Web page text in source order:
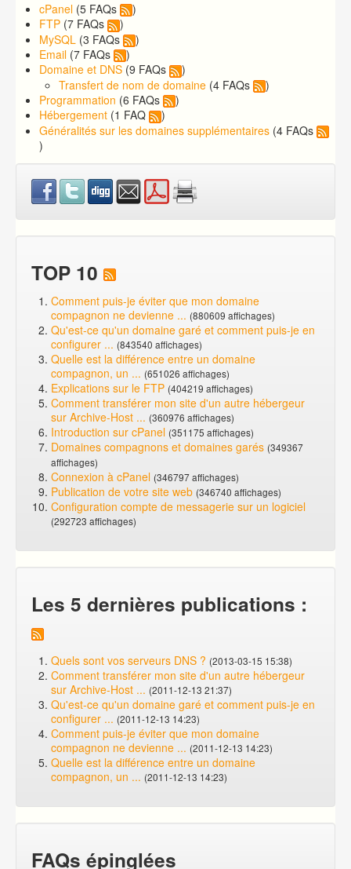
cPanel (5 FAQs
)
FTP (7 FAQs
)
MySQL (3 FAQs
)
Email (7 FAQs
)
Domaine et DNS (9 FAQs
)
Transfert de nom de domaine (4 FAQs
)
Programmation (6 FAQs
)
Hébergement (1 FAQ
)
Généralités sur les domaines supplémentaires (4 FAQs
)
TOP 10
Comment puis-je éviter que mon domaine
compagnon ne devienne ... (880609 affichages)
Qu'est-ce qu'un domaine garé et comment puis-je en
configurer ... (843540 affichages)
Quelle est la différence entre un domaine
compagnon, un ... (651026 affichages)
Explications sur le FTP (404219 affichages)
Comment transférer mon site d'un autre hébergeur
sur Archive-Host ... (360976 affichages)
Introduction sur cPanel (351175 affichages)
Domaines compagnons et domaines garés (349367
affichages)
Connexion à cPanel (346797 affichages)
Publication de votre site web (346740 affichages)
Configuration compte de messagerie sur un logiciel
(292723 affichages)
Les 5 dernières publications :
Quels sont vos serveurs DNS ? (2013-03-15 15:38)
Comment transférer mon site d'un autre hébergeur
sur Archive-Host ... (2011-12-13 21:37)
Qu'est-ce qu'un domaine garé et comment puis-je en
configurer ... (2011-12-13 14:23)
Comment puis-je éviter que mon domaine
compagnon ne devienne ... (2011-12-13 14:23)
Quelle est la différence entre un domaine
compagnon, un ... (2011-12-13 14:23)
FAQs épinglées